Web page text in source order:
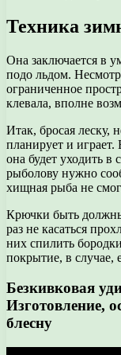
Техника
Она заключается в
подо льдом.
ограниченное
клевала, вполне
Итак, бросая леску,
планирует и играет.
она будет уходить в
рыболову нужно
хищная рыба не смог
Крючки быть
раз не касаться
них спилить
покрытие, в случае,
Безкивковая
Изготовление,
блесну